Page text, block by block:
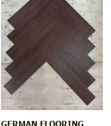
GERMAN FLOORING